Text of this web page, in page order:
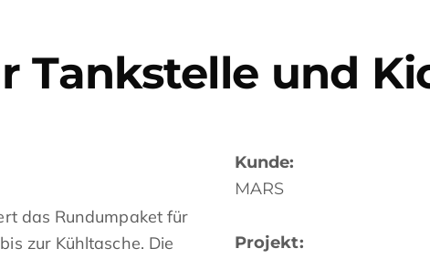
Tankstelle und
das Rundumpaket für
zur Kühltasche. Die
Kunde:
MARS
Projekt: